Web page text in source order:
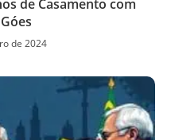
de Casamento com
de 2024